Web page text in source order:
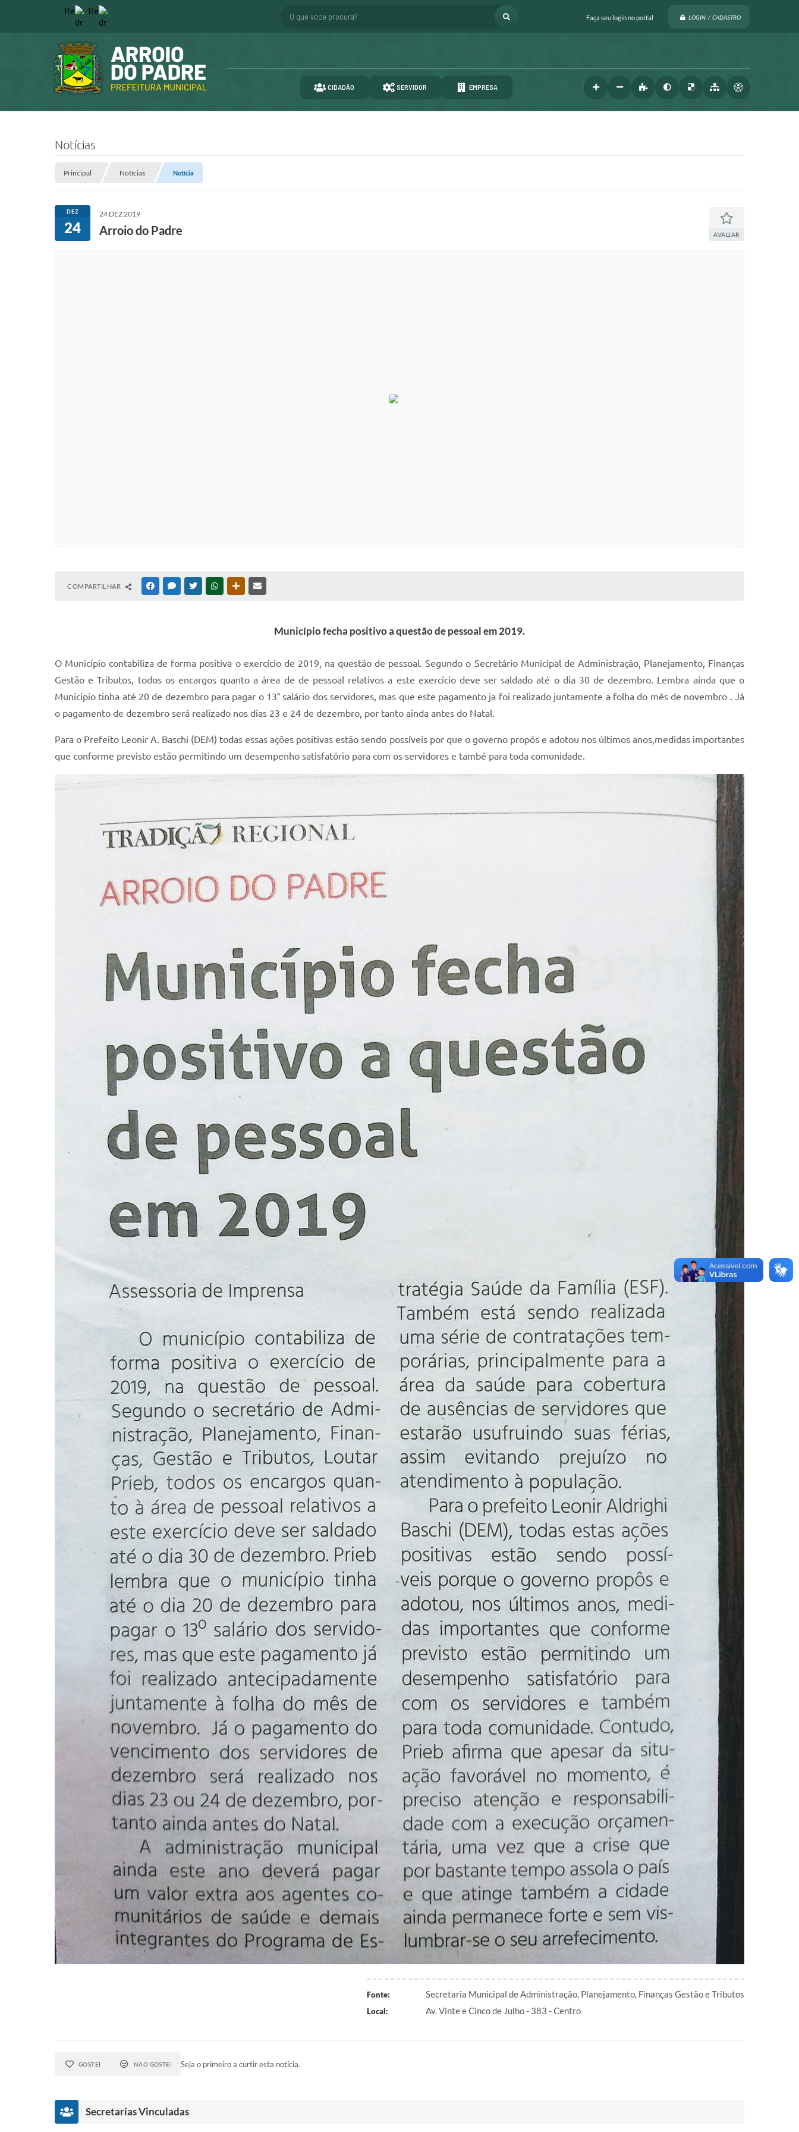
Faça seu login no portal LOGIN / CADASTRO
O que voce procura?
CIDADÃO SERVIDOR EMPRESA
Notícias
Principal Notícias Notícia
DEZ
24
24 DEZ 2019
Arroio do Padre AVALIAR
COMPARTILHAR FACEBOOKMESSENGER
TWITTERWHATSAPPOUTRAS MÍDIAS
Município fecha positivo a questão de pessoal em 2019.
O Município contabiliza de forma positiva o exercício de 2019, na questão de pessoal. Segundo o Secretário Municipal de Administração, Planejamento, Finanças
Gestão e Tributos, todos os encargos quanto a área de de pessoal relativos a este exercício deve ser saldado até o dia 30 de dezembro. Lembra ainda que o
Município tinha até 20 de dezembro para pagar o 13° salário dos servidores, mas que este pagamento ja foi realizado juntamente a folha do mês de novembro . Já
o pagamento de dezembro será realizado nos dias 23 e 24 de dezembro, por tanto ainda antes do Natal.
Para o Prefeito Leonir A. Baschi (DEM) todas essas ações positivas estão sendo possíveis por que o governo propôs e adotou nos últimos anos,medidas importantes
que conforme previsto estão permitindo um desempenho satisfatório para com os servidores e també para toda comunidade.
Fonte: Secretaria Municipal de Administração, Planejamento, Finanças Gestão e Tributos
Local: Av. Vinte e Cinco de Julho - 383 - Centro
GOSTEI NÃO GOSTEI Seja o primeiro a curtir esta notícia.
Secretarias Vinculadas